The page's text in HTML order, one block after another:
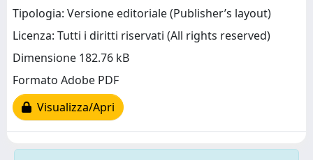
Tipologia: Versione editoriale (Publisher’s layout)
Licenza: Tutti i diritti riservati (All rights reserved)
Dimensione 182.76 kB
Formato Adobe PDF
Visualizza/Apri